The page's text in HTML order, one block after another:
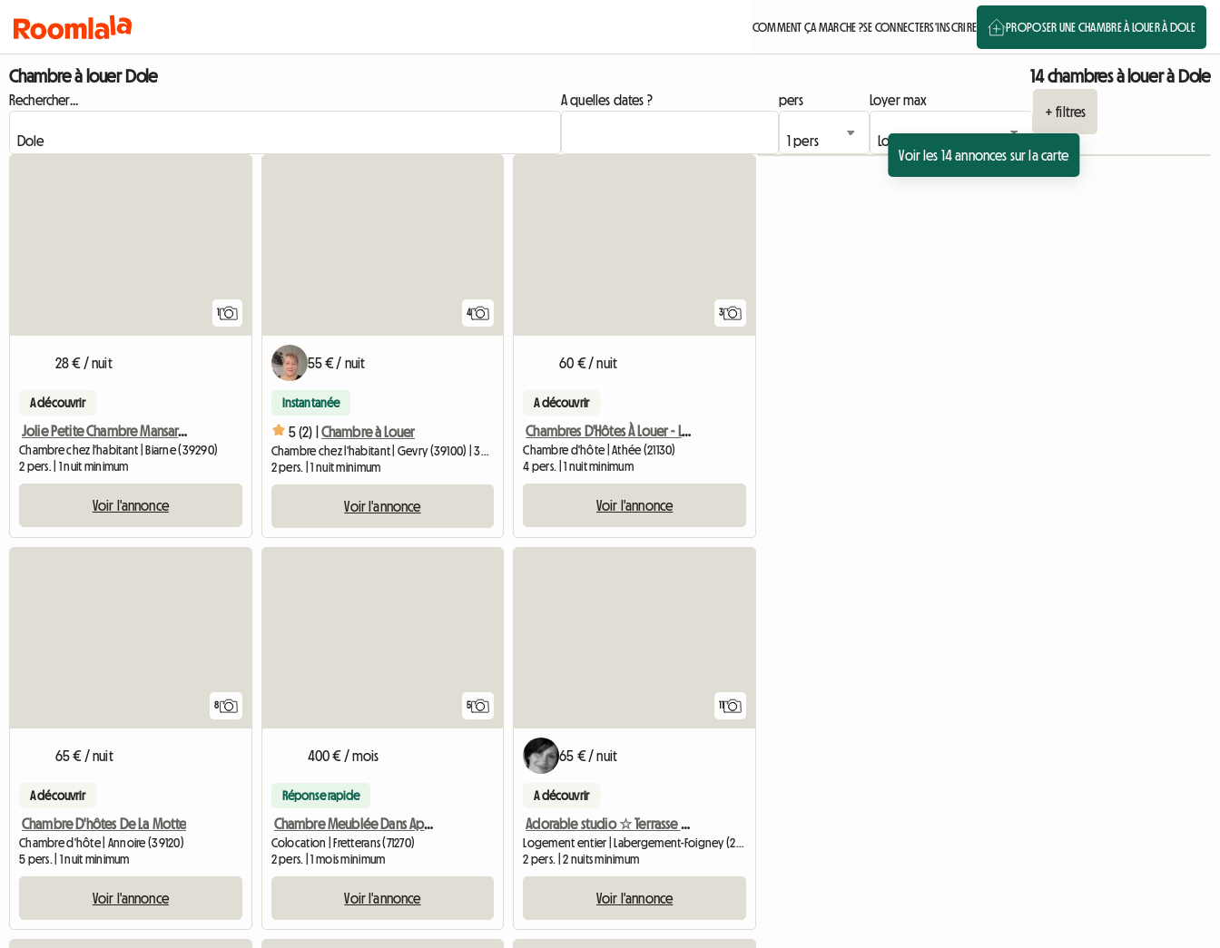
COMMENT ÇA MARCHE ?SE CONNECTERS'INSCRIRE PROPOSER UNE CHAMBRE À LOUER À DOLE
Chambre à louer Dole 14 chambres à louer à Dole
Rechercher... A quelles dates ? pers
Loyer max
+ filtres
Voir les 14 annonces sur la carte
1
28 € / nuit
A découvrir
Jolie Petite Chambre Mansardée À Louer
Chambre chez l'habitant | Biarne (39290)
2 pers. | 1 nuit minimum
Voir l'annonce
4
55 € / nuit
Instantanée
5 (2) | Chambre à Louer
Chambre chez l'habitant | Gevry (39100) | 30 M2
2 pers. | 1 nuit minimum
Voir l'annonce
3
60 € / nuit
A découvrir
Chambres D'Hôtes À Louer - Les Laurentides
Chambre d'hôte | Athée (21130)
4 pers. | 1 nuit minimum
Voir l'annonce
8
65 € / nuit
A découvrir
Chambre D'hôtes De La Motte
Chambre d'hôte | Annoire (39120)
5 pers. | 1 nuit minimum
Voir l'annonce
5
400 € / mois
Réponse rapide
Chambre Meublée Dans Appartement En Collocation
Colocation | Fretterans (71270)
2 pers. | 1 mois minimum
Voir l'annonce
65 € / nuit
A découvrir
Adorable studio ☆ Terrasse privative ☆
Logement entier | Labergement-Foigney (21110) | 1 M2
2 pers. | 2 nuits minimum
Voir l'annonce